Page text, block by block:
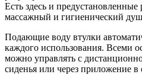
Есть здесь и
массажный и гигиенический
Подающие воду втулки
каждого использования. Всеми
можно управлять с
сиденья или через приложение в